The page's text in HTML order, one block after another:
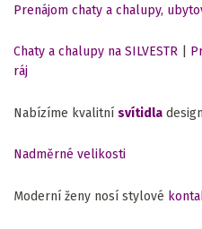
Prenájom chaty a chalupy,
Chaty a chalupy na SILVESTR
ráj
Nabízíme kvalitní svítidla
Nadměrné velikosti
Moderní ženy nosí stylové